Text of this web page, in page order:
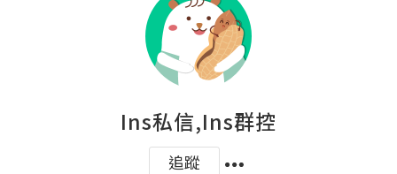
Ins私信,Ins群控
追蹤